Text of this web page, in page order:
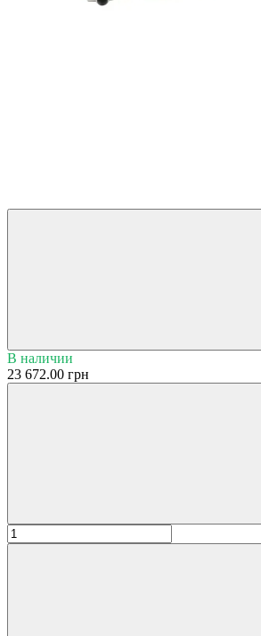
В наличии
23 672.00 грн